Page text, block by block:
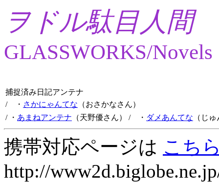
ヲドル駄目人間
GLASSWORKS/Novels
捕捉済み日記アンテナ
/ ・ さかにゃんてな （おさかなさん）
/ ・ あまねアンテナ （天野優さん） / ・ ダメあんてな （じ
携帯対応ページは こち
http://